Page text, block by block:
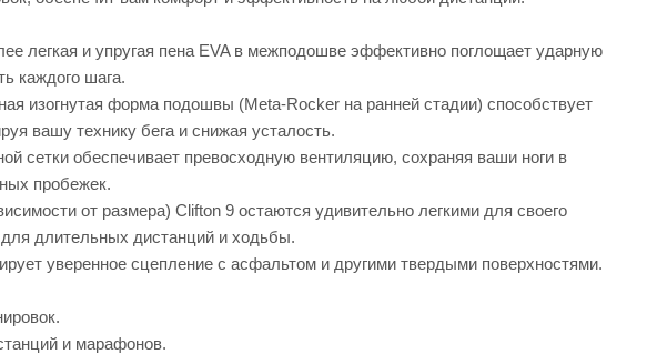
легкая и упругая пена EVA в межподошве эффективно поглощает ударную
каждого шага.
изогнутая форма подошвы (Meta-Rocker на ранней стадии) способствует
вашу технику бега и снижая усталость.
сетки обеспечивает превосходную вентиляцию, сохраняя ваши ноги в
пробежек.
от размера) Clifton 9 остаются удивительно легкими для своего
для длительных дистанций и ходьбы.
уверенное сцепление с асфальтом и другими твердыми поверхностями.
и марафонов.